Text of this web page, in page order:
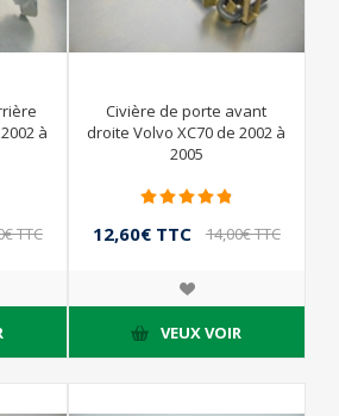
à
TTC
Civière de porte avant
droite Volvo XC70 de 2002 à
2005
12,60€ TTC 14,00€ TTC
VEUX VOIR